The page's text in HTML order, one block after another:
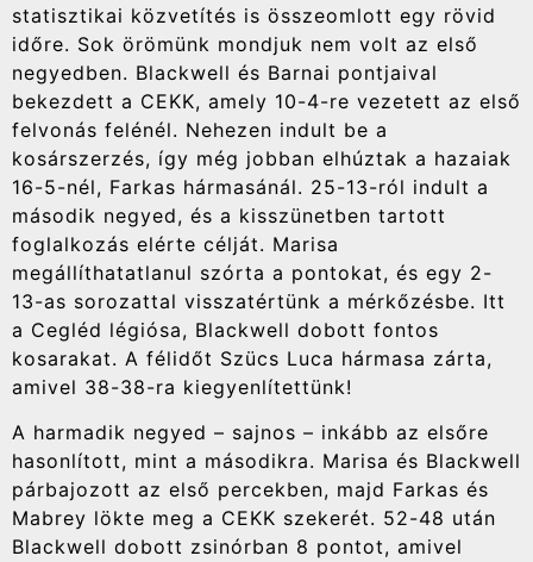
statisztikai közvetítés is összeomlott egy rövid
időre. Sok örömünk mondjuk nem volt az első
negyedben. Blackwell és Barnai pontjaival
bekezdett a CEKK, amely 10-4-re vezetett az első
felvonás felénél. Nehezen indult be a
kosárszerzés, így még jobban elhúztak a hazaiak
16-5-nél, Farkas hármasánál. 25-13-ról indult a
második negyed, és a kisszünetben tartott
foglalkozás elérte célját. Marisa
megállíthatatlanul szórta a pontokat, és egy 2-
13-as sorozattal visszatértünk a mérkőzésbe. Itt
a Cegléd légiósa, Blackwell dobott fontos
kosarakat. A félidőt Szücs Luca hármasa zárta,
amivel 38-38-ra kiegyenlítettünk!
A harmadik negyed – sajnos – inkább az elsőre
hasonlított, mint a másodikra. Marisa és Blackwell
párbajozott az első percekben, majd Farkas és
Mabrey lökte meg a CEKK szekerét. 52-48 után
Blackwell dobott zsinórban 8 pontot, amivel